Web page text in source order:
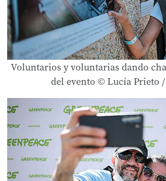
Voluntarios y voluntarias dando
del evento © Lucía Prieto /